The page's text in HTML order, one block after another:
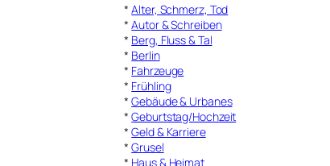
*Alter, Schmerz, Tod
*Autor & Schreiben
* Berg, Fluss & Tal
* Berlin
* Fahrzeuge
* Frühling
*Gebäude & Urbanes
*Geburtstag/Hochzeit
*Geld & Karriere
*Grusel
* Haus & Heimat